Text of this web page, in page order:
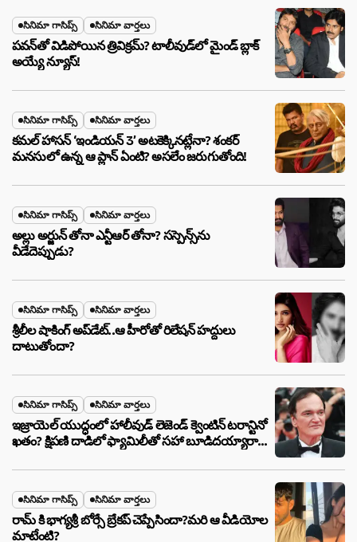
సినిమా గాసిప్స్ సినిమా వార్తలు
పవన్‌తో విడిపోయిన త్రివిక్రమ్? టాలీవుడ్‌లో మైండ్ బ్లాక్
అయ్యే న్యూస్!
సినిమా గాసిప్స్ సినిమా వార్తలు
కమల్ హాసన్ ‘ఇండియన్ 3’ అటకెక్కినట్లేనా? శంకర్
మనసులో ఉన్న ఆ ప్లాన్ ఏంటి? అసలేం జరుగుతోంది!
సినిమా గాసిప్స్ సినిమా వార్తలు
అల్లు అర్జున్ తోనా ఎన్టీఆర్ తోనా? సస్పెన్స్‌ను
వీడేదెప్పుడు?
సినిమా గాసిప్స్ సినిమా వార్తలు
శ్రీలీల షాకింగ్ అప్‌డేట్..ఆ హీరోతో రిలేషన్ హద్దులు
దాటుతోందా?
సినిమా గాసిప్స్ సినిమా వార్తలు
ఇజ్రాయెల్ యుద్ధంలో హాలీవుడ్ లెజెండ్ క్వెంటిన్ టరాన్టినో
ఖతం? క్షిపణి దాడిలో ఫ్యామిలీతో సహా బూడిదయ్యారా?
సినిమా గాసిప్స్ సినిమా వార్తలు
రామ్ కి భాగ్యశ్రీ బోర్సే బ్రేకప్ చెప్పేసిందా?మరి ఆ వీడియోల
మాటేంటి?